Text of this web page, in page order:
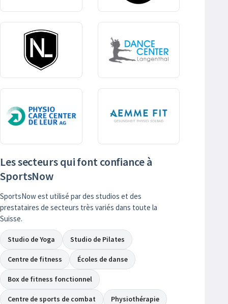
Les secteurs qui font confiance à
SportsNow
SportsNow est utilisé par des studios et des
prestataires de secteurs très variés dans toute la
Suisse.
Studio de Yoga Studio de Pilates
Centre de fitness Écoles de danse
Box de fitness fonctionnel
Centre de sports de combat Physiothérapie